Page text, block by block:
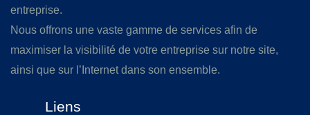
entreprise.
Nous offrons une vaste gamme de services afin de
maximiser la visibilité de votre entreprise sur notre site,
ainsi que sur l’Internet dans son ensemble.
Liens